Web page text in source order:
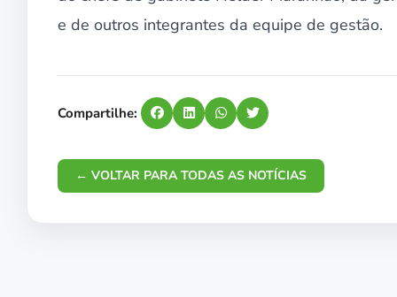
e de outros integrantes da equipe de gestão.
Compartilhe:
← VOLTAR PARA TODAS AS NOTÍCIAS